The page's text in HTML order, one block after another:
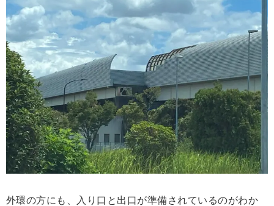
外環の方にも、入り口と出口が準備されているのがわか